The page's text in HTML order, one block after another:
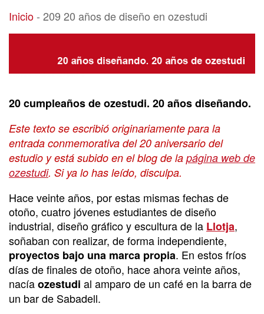
209 20 años de diseño en ozestudi
Inicio- 209 20 años de diseño en ozestudi
20 cumpleaños de ozestudi. 20 años diseñando.
Este texto se escribió originariamente para la
entrada conmemorativa del 20 aniversario del
estudio y está subido en el blog de la página web de
ozestudi. Si ya lo has leído, disculpa.
Hace veinte años, por estas mismas fechas de
otoño, cuatro jóvenes estudiantes de diseño
industrial, diseño gráfico y escultura de la Llotja,
soñaban con realizar, de forma independiente,
proyectos bajo una marca propia. En estos fríos
días de finales de otoño, hace ahora veinte años,
nacíaozestudi al amparo de un café en la barra de
un bar de Sabadell.